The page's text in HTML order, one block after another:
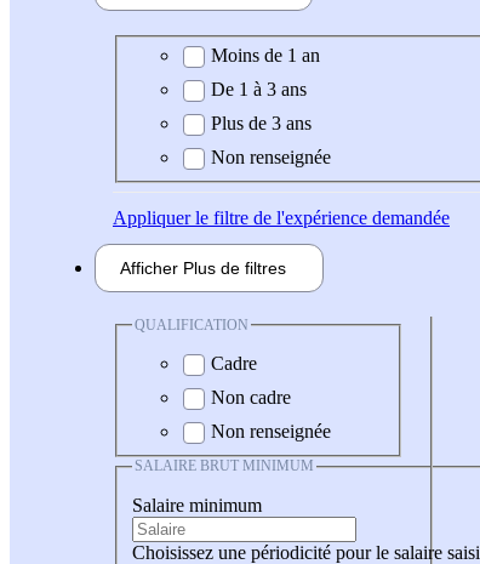
Expérience demandée
Moins de 1 an
De 1 à 3 ans
Plus de 3 ans
Non renseignée
Appliquerle filtre de l'expérience demandée
Afficher Plus de filtres
QUALIFICATION
Cadre
Non cadre
Non renseignée
SALAIRE BRUT MINIMUM
Salaire minimum
Choisissez une périodicité pour le salaire saisi